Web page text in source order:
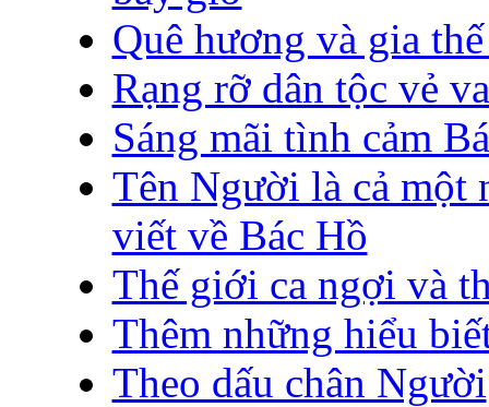
Quê hương và gia
Rạng rỡ dân tộc vẻ
Sáng mãi tình cảm
Tên Người là cả một
viết về Bác Hồ
Thế giới ca ngợi và
Thêm những hiểu
Theo dấu chân Người